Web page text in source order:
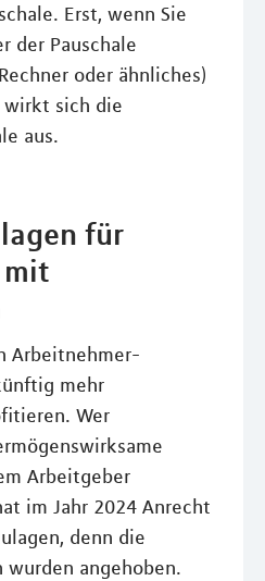
Erst, wenn Sie
der Pauschale
oder ähnliches)
wirkt sich die
aus.
für
mit
Arbeitnehmer-
mehr
Wer
Arbeitgeber
im Jahr 2024 Anrecht
denn die
wurden angehoben.